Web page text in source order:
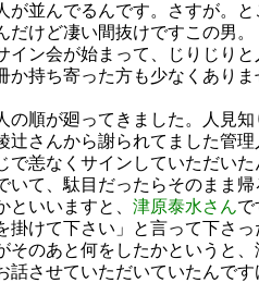
が並んでるんです。さすが。
だけど凄い間抜けですこの男。
ン会が始まって、じりじりと
か持ち寄った方も少なくあり
順が廻ってきました。人見
辻さんから謝られてました管
恙なくサインしていただい
いて、駄目だったらそのまま
といいますと、 津原泰水さんで
掛けて下さい」と言って下さ
そのあと何をしたかというと
させていただいていたんで